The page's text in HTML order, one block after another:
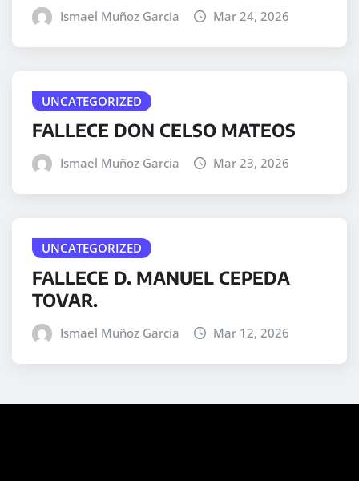
Ismael Muñoz Garcia Mar 24, 2026
UNCATEGORIZED
FALLECE DON CELSO MATEOS
Ismael Muñoz Garcia Mar 23, 2026
UNCATEGORIZED
FALLECE D. MANUEL CEPEDA
TOVAR.
Ismael Muñoz Garcia Mar 12, 2026